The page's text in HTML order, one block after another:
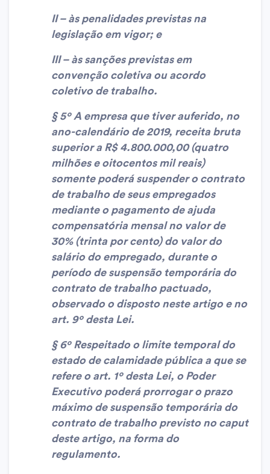
II – às penalidades previstas na
legislação em vigor; e
III – às sanções previstas em
convenção coletiva ou acordo
coletivo de trabalho.
§ 5º A empresa que tiver auferido, no
ano-calendário de 2019, receita bruta
superior a R$ 4.800.000,00 (quatro
milhões e oitocentos mil reais)
somente poderá suspender o contrato
de trabalho de seus empregados
mediante o pagamento de ajuda
compensatória mensal no valor de
30% (trinta por cento) do valor do
salário do empregado, durante o
período de suspensão temporária do
contrato de trabalho pactuado,
observado o disposto neste artigo e no
art. 9º desta Lei.
§ 6º Respeitado o limite temporal do
estado de calamidade pública a que se
refere o art. 1º desta Lei, o Poder
Executivo poderá prorrogar o prazo
máximo de suspensão temporária do
contrato de trabalho previsto no caput
deste artigo, na forma do
regulamento.